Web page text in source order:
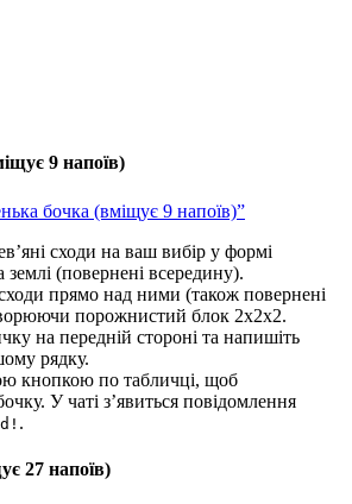
9 напоїв)
бочка (вміщує 9 напоїв)”
сходи на ваш вибір у формі
землі (повернені всередину).
прямо над ними (також повернені
порожнистий блок 2x2x2.
на передній стороні та напишіть
рядку.
кнопкою по табличці, щоб
У чаті з’явиться повідомлення
.
27 напоїв)